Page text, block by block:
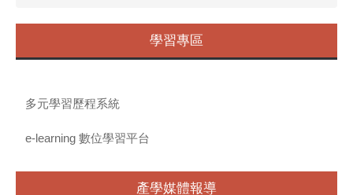
學習專區
多元學習歷程系統
e-learning 數位學習平台
產學媒體報導